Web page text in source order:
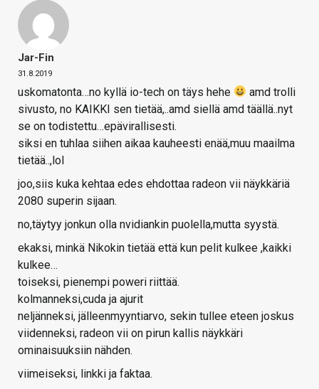
Jar-Fin
31.8.2019
uskomatonta…no kyllä io-tech on täys hehe
amd trolli
sivusto, no KAIKKI sen tietää,..amd siellä amd täällä..nyt
se on todistettu…epävirallisesti.
siksi en tuhlaa siihen aikaa kauheesti enää,muu maailma
tietää..,lol
joo,siis kuka kehtaa edes ehdottaa radeon vii näykkäriä
2080 superin sijaan.
no,täytyy jonkun olla nvidiankin puolella,mutta syystä.
ekaksi, minkä Nikokin tietää että kun pelit kulkee ,kaikki
kulkee…
toiseksi, pienempi poweri riittää.
kolmanneksi,cuda ja ajurit
neljänneksi, jälleenmyyntiarvo, sekin tullee eteen joskus
viidenneksi, radeon vii on pirun kallis näykkäri
ominaisuuksiin nähden.
viimeiseksi, linkki ja faktaa.